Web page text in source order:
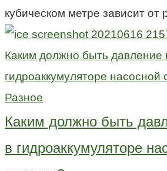
кубическом метре зависит от
Разное
Каким должно быть
в гидроаккумуляторе